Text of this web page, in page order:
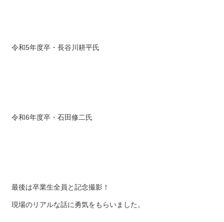
令和5年度卒・長谷川耕平氏
令和6年度卒・石田修二氏
最後は卒業生全員と記念撮影！
現場のリアルな話に勇気をもらいました。